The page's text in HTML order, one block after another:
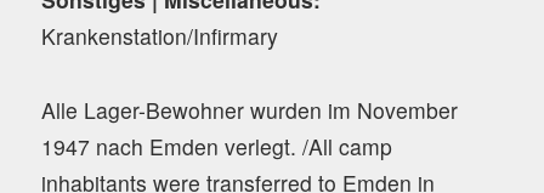
Krankenstation/Infirmary
Alle Lager-Bewohner wurden im November
1947 nach Emden verlegt. /All camp
inhabitants were transferred to Emden in